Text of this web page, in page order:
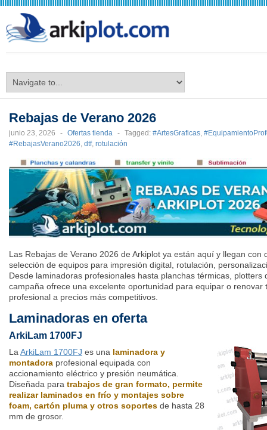
Rebajas de Verano 2026
junio 23, 2026 - Ofertas tienda - Tagged: #ArtesGraficas,
#RebajasVerano2026, dtf, rotulación
Las Rebajas de Verano 2026 de Arkiplot ya están aquí y llegan con
selección de equipos para impresión digital, rotulación,
Desde laminadoras profesionales hasta planchas térmicas, plotters
campaña ofrece una excelente oportunidad para equipar o renovar
profesional a precios más competitivos.
Laminadoras en oferta
ArkiLam 1700FJ
La ArkiLam 1700FJ es una laminadora y
montadora profesional equipada con
accionamiento eléctrico y presión neumática.
Diseñada para trabajos de gran formato, permite
realizar laminados en frío y montajes sobre
foam, cartón pluma y otros soportes de hasta 28
mm de grosor.